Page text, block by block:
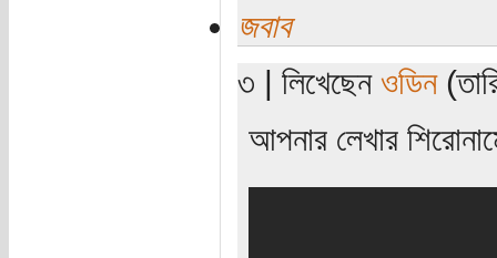
জবাব
৩ | লিখেছেন ওডিন
আপনার লেখার